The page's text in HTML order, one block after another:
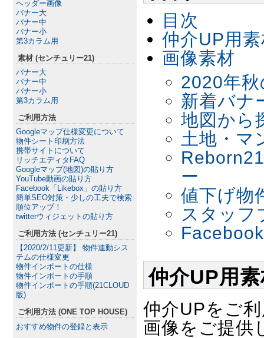
ヘッダー画像
バナー大
バナー中
バナー小
第3カラム用
素材 (センチュリー21)
バナー大
バナー中
バナー小
第3カラム用
ご利用方法
Googleマップ仕様変更について
物件シート印刷方法
携帯サイトについて
リッチエディタFAQ
Googleマップ(地図)の貼り方
YouTube動画の貼り方
Facebook「Likebox」の貼り方
簡単SEO対策・少しの工夫で検索
順位アップ！
twitterウィジェットの貼り方
ご利用方法 (センチュリー21)
【2020/2/11更新】 物件連動シス
テムの仕様変更
物件インポートの仕様
物件インポートの手順
物件インポートの手順(21CLOUD
版)
ご利用方法 (ONE TOP HOUSE)
おすすめ物件の登録と表示
目次
仲介UP用
画像素材
2020年
新着バナ
地図から
土地・マ
ー
値下げ物
スタッフ
仲介UP用
仲介UPをご
画像をご提供